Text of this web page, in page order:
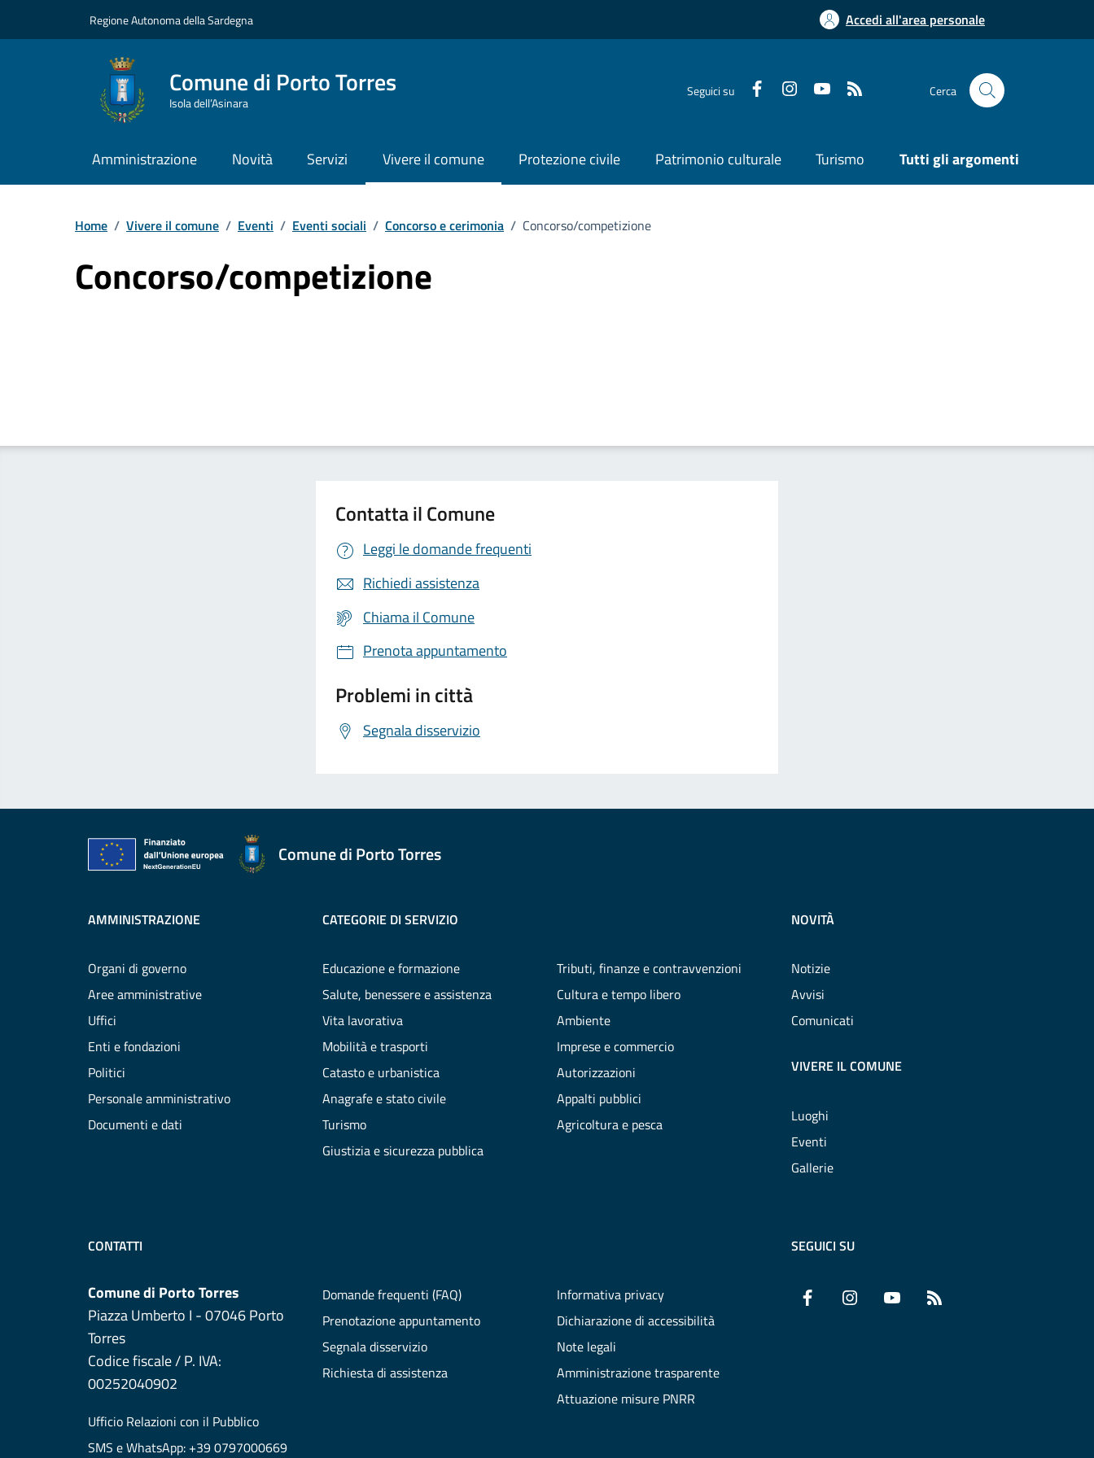
Regione Autonoma della Sardegna Accedi all'area personale
Comune di Porto Torres
Isola dell’Asinara
Seguici su Cerca
Amministrazione Novità Servizi Vivere il comune Protezione civile Patrimonio culturale Turismo Tutti gli argomenti
Home / Vivere il comune / Eventi / Eventi sociali / Concorso e cerimonia / Concorso/competizione
Concorso/competizione
Contatta il Comune
Leggi le domande frequenti
Richiedi assistenza
Chiama il Comune
Prenota appuntamento
Problemi in città
Segnala disservizio
Comune di Porto Torres
AMMINISTRAZIONE
Organi di governo
Aree amministrative
Uffici
Enti e fondazioni
Politici
Personale amministrativo
Documenti e dati
CATEGORIE DI SERVIZIO
Educazione e formazione
Salute, benessere e assistenza
Vita lavorativa
Mobilità e trasporti
Catasto e urbanistica
Anagrafe e stato civile
Turismo
Giustizia e sicurezza pubblica
Tributi, finanze e contravvenzioni
Cultura e tempo libero
Ambiente
Imprese e commercio
Autorizzazioni
Appalti pubblici
Agricoltura e pesca
NOVITÀ
Notizie
Avvisi
Comunicati
VIVERE IL COMUNE
Luoghi
Eventi
Gallerie
CONTATTI
Comune di Porto Torres
Piazza Umberto I - 07046 Porto
Torres
Codice fiscale / P. IVA:
00252040902
Ufficio Relazioni con il Pubblico
SMS e WhatsApp: +39 0797000669
Domande frequenti (FAQ)
Prenotazione appuntamento
Segnala disservizio
Richiesta di assistenza
Informativa privacy
Dichiarazione di accessibilità
Note legali
Amministrazione trasparente
Attuazione misure PNRR
SEGUICI SU
Facebook InstagramYouTube